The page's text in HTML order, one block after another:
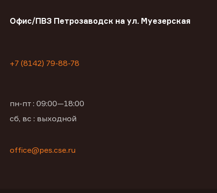
Офис/ПВЗ Петрозаводск на ул. Муезерская
+7 (8142) 79-88-78
пн-пт : 09:00—18:00
сб, вс : выходной
office@pes.cse.ru